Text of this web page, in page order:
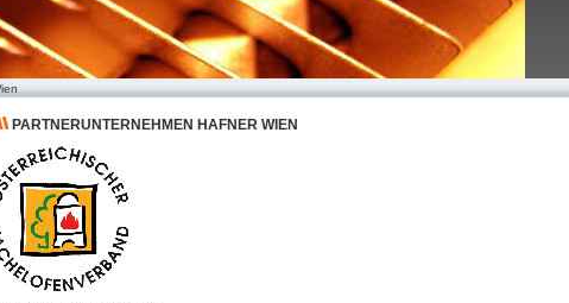
PARTNERUNTERNEHMEN HAFNER WIEN